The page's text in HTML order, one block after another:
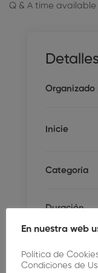
Q & A time
Detalles
Organizado
Inicie
Categoría
Duración
En nuestra web
Política de
Condiciones de